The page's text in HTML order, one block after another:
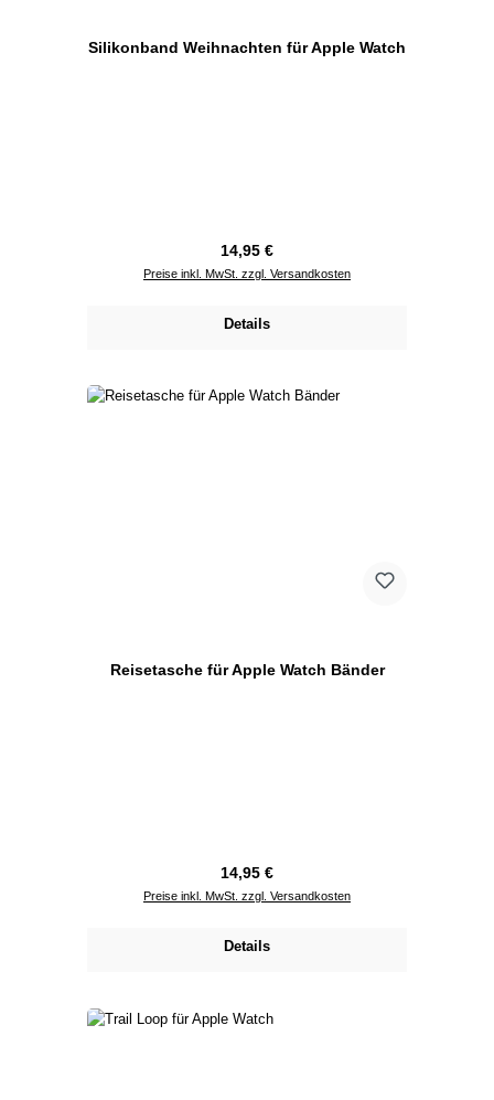
Silikonband Weihnachten für Apple Watch
Regulärer Preis:
14,95 €
Preise inkl. MwSt. zzgl. Versandkosten
Details
Reisetasche für Apple Watch Bänder
Regulärer Preis:
14,95 €
Preise inkl. MwSt. zzgl. Versandkosten
Details